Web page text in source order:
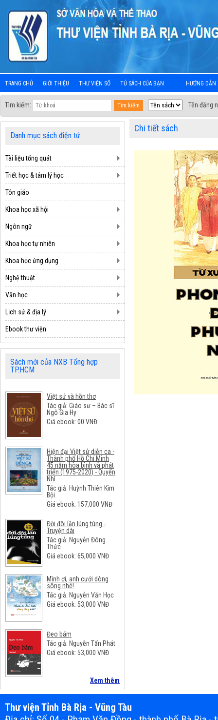
TRANG CHỦ GIỚI THIỆU THƯ VIỆN SỐ TỦ SÁCH CỦA BẠN HƯỚNG
Tìm kiếm: Tên đăng
Danh mục sách điện tử
Tài liệu tổng quát
Triết học & tâm lý học
Tôn giáo
Khoa học xã hội
Ngôn ngữ
Khoa học tự nhiên
Khoa học ứng dụng
Nghệ thuật
Văn học
Lịch sử & địa lý
Ebook thư viện
Sách mới của NXB Tổng hợp
TP.HCM
Việt sử và hồn thơ
Tác giả: Giáo sư – Bác sĩ
Ngô Gia Hy
Giá ebook: 00 VNĐ
Hiện đại Việt sử diễn ca -
Thành phố Hồ Chí Minh
45 năm hòa bình và phát
triển (1975-2020) - Quyển
Nhì
Tác giả: Huỳnh Thiên Kim
Bội
Giá ebook: 157,000 VNĐ
Đời đôi lần lúng túng -
Truyện dài
Tác giả: Nguyễn Đông
Thức
Giá ebook: 65,000 VNĐ
Mình ơi, anh cưới dòng
sông nhé!
Tác giả: Nguyễn Văn Học
Giá ebook: 53,000 VNĐ
Đeo bám
Tác giả: Nguyễn Tấn Phát
Giá ebook: 53,000 VNĐ
Xem thêm
Chi tiết sách
Thư viện Tỉnh Bà Rịa - Vũng Tàu